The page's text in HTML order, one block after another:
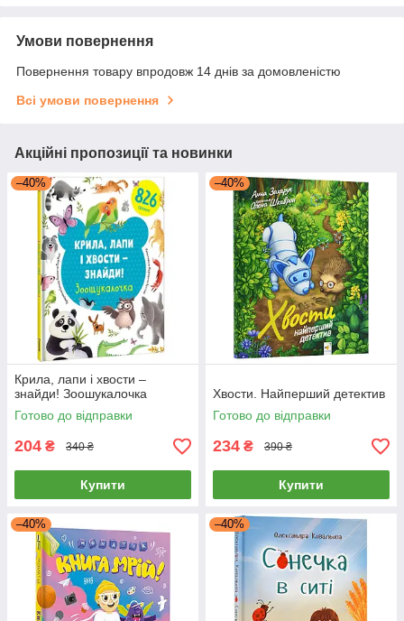
Умови повернення
Повернення товару впродовж 14 днів за домовленістю
Всі умови повернення
Акційні пропозиції та новинки
–40%
Крила, лапи і хвости –
знайди! Зоошукалочка
Готово до відправки
204 ₴ 340 ₴
Купити
–40%
Хвости. Найперший детектив
Готово до відправки
234 ₴ 390 ₴
Купити
–40% –40%